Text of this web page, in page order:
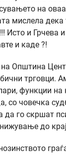
на оваа
мислела дека
и Грчева
и каде ?!
Општина
трговци.
функции на
со човечка
го скршат
до